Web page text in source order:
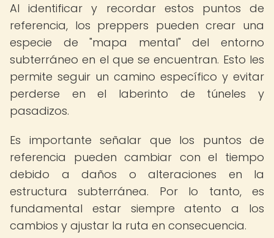
Al identificar y recordar estos puntos de
referencia, los preppers pueden crear una
especie de "mapa mental" del entorno
subterráneo en el que se encuentran. Esto les
permite seguir un camino específico y evitar
perderse en el laberinto de túneles y
pasadizos.
Es importante señalar que los puntos de
referencia pueden cambiar con el tiempo
debido a daños o alteraciones en la
estructura subterránea. Por lo tanto, es
fundamental estar siempre atento a los
cambios y ajustar la ruta en consecuencia.